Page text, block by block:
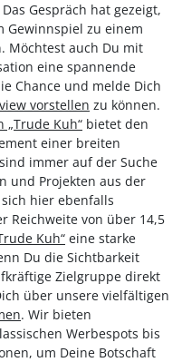
Gespräch hat gezeigt,
Gewinnspiel zu einem
Möchtest auch Du mit
eine spannende
Chance und melde Dich
vorstellen zu können.
„Trude Kuh“ bietet den
einer breiten
immer auf der Suche
und Projekten aus der
hier ebenfalls
Reichweite von über 14,5
Kuh“ eine starke
Du die Sichtbarkeit
Zielgruppe direkt
über unsere vielfältigen
. Wir bieten
Werbespots bis
um Deine Botschaft